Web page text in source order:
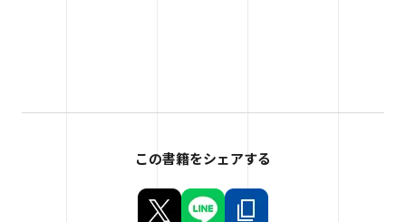
この書籍をシェアする